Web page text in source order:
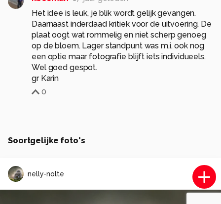
Het idee is leuk, je blik wordt gelijk gevangen.
Daarnaast inderdaad kritiek voor de uitvoering. De
plaat oogt wat rommelig en niet scherp genoeg
op de bloem. Lager standpunt was m.i. ook nog
een optie maar fotografie blijft iets individueels.
Wel goed gespot.
gr Karin
0
Soortgelijke foto's
nelly-nolte